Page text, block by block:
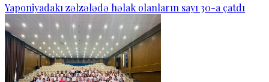
Yaponiyadakı zəlzələdə həlak olanların sayı 30-a çatdı